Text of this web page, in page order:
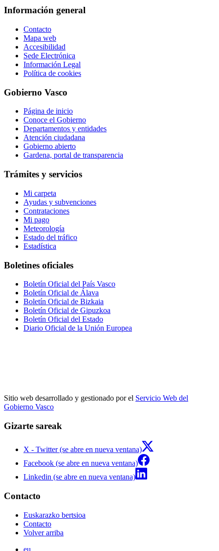
Información general
Contacto
Mapa web
Accesibilidad
Sede Electrónica
Información Legal
Política de cookies
Gobierno Vasco
Página de inicio
Conoce el Gobierno
Departamentos y entidades
Atención ciudadana
Gobierno abierto
Gardena, portal de transparencia
Trámites y servicios
Mi carpeta
Ayudas y subvenciones
Contrataciones
Mi pago
Meteorología
Estado del tráfico
Estadística
Boletines oficiales
Boletín Oficial del País Vasco
Boletín Oficial de Álava
Boletín Oficial de Bizkaia
Boletín Oficial de Gipuzkoa
Boletín Oficial del Estado
Diario Oficial de la Unión Europea
Sitio web desarrollado y gestionado por el Servicio Web del
Gobierno Vasco
Gizarte sareak
X - Twitter (se abre en nueva ventana)
Facebook (se abre en nueva ventana)
Linkedin (se abre en nueva ventana)
Contacto
Euskarazko bertsioa
Contacto
Volver arriba
eu